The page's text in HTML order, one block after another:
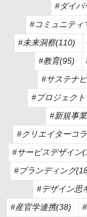
#ダイバ
#コミュニティ
#未来洞察(110)
#教育(95)
#サステナ
#プロジェク
#新規事
#クリエイターコ
#サービスデザイン
#ブランディング
#デザイン思
#産官学連携(38)